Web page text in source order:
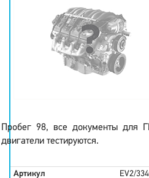
Пробег 98, все документы
двигатели тестируются.
Артикул EV2/